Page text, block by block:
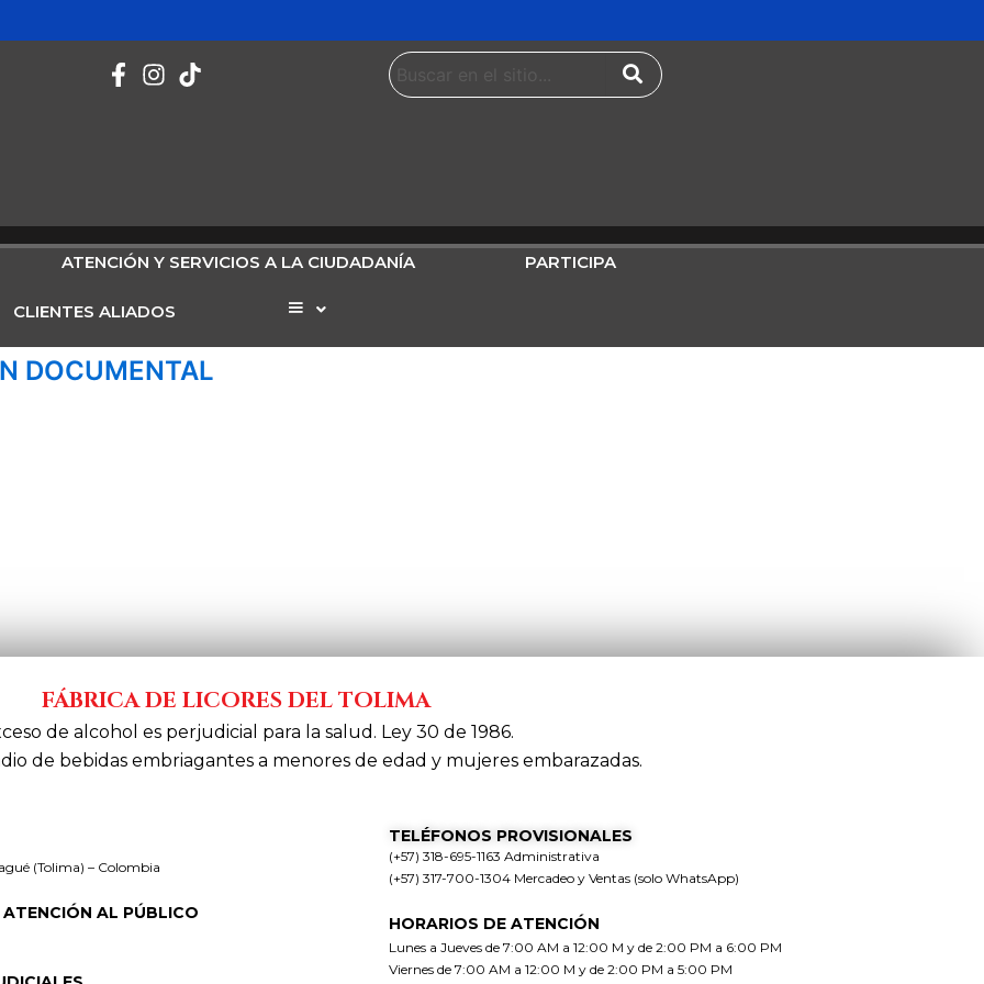
ATENCIÓN Y SERVICIOS A LA CIUDADANÍA PARTICIPA
CLIENTES ALIADOS Elemento
menú
DOCUMENTAL
FÁBRICA DE LICORES DEL TOLIMA
de alcohol es perjudicial para la salud. Ley 30 de 1986.
de bebidas embriagantes a menores de edad y mujeres embarazadas.
(Tolima) – Colombia
AL PÚBLICO
TELÉFONOS PROVISIONALES
(+57) 318-695-1163 Administrativa
(+57) 317-700-1304 Mercadeo y Ventas (solo WhatsApp)
HORARIOS DE ATENCIÓN
Lunes a Jueves de 7:00 AM a 12:00 M y de 2:00 PM a 6:00 PM
Viernes de 7:00 AM a 12:00 M y de 2:00 PM a 5:00 PM